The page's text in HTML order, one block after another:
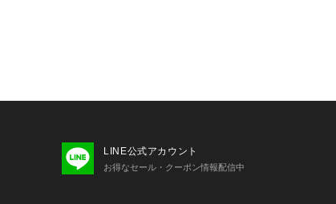
LINE公式アカウント
お得なセール・クーポン情報配信中